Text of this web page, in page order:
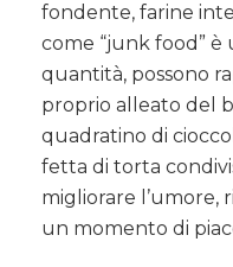
fondente, farine
come “junk food”
quantità, possono
proprio alleato del
quadratino di
fetta di torta
migliorare l’umore,
un momento di